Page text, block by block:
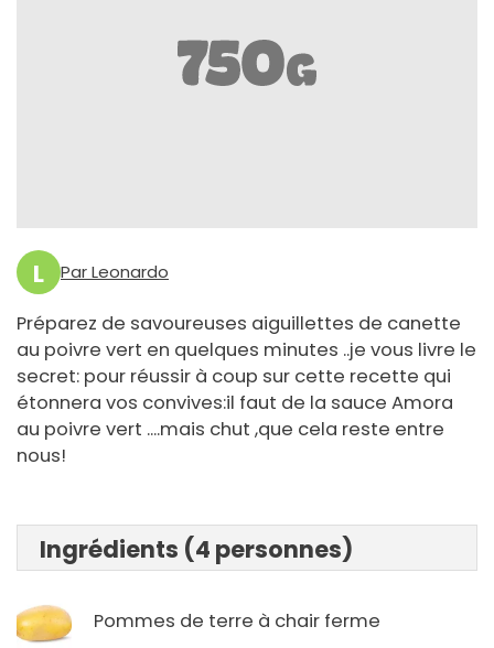
L Par Leonardo
Préparez de savoureuses aiguillettes de canette
au poivre vert en quelques minutes ..je vous livre le
secret: pour réussir à coup sur cette recette qui
étonnera vos convives:il faut de la sauce Amora
au poivre vert ....mais chut ,que cela reste entre
nous!
Ingrédients (4 personnes)
Pommes de terre à chair ferme